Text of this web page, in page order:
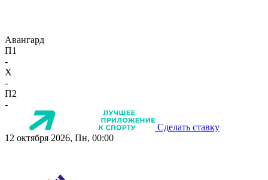
Авангард
П1
-
X
-
П2
-
Сделать ставку
12 октября 2026, Пн, 00:00